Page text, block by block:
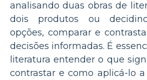
analisando duas obras de
dois produtos ou
opções, comparar e
decisões informadas. É
literatura entender o que
contrastar e como aplicá-lo a